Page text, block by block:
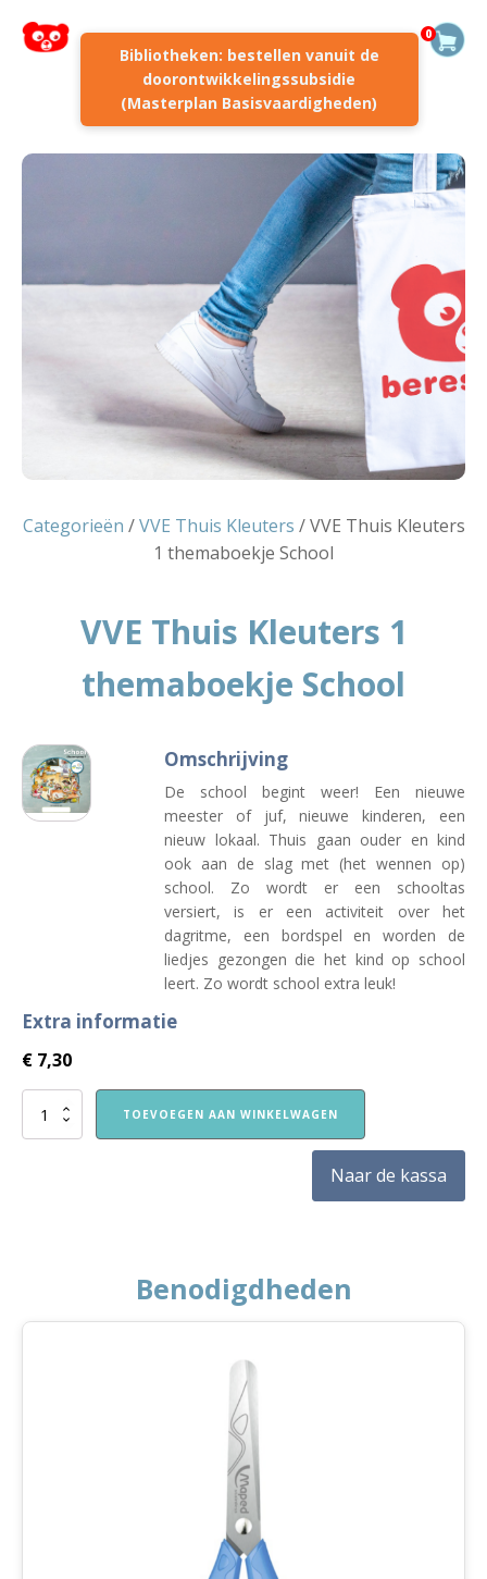
Bibliotheken: bestellen vanuit de
doorontwikkelingssubsidie
(Masterplan Basisvaardigheden)
0
Categorieën /VVE Thuis Kleuters / VVE Thuis Kleuters
1 themaboekje School
VVE Thuis Kleuters 1
themaboekje School
Omschrijving
De school begint weer! Een nieuwe
meester of juf, nieuwe kinderen, een
nieuw lokaal. Thuis gaan ouder en kind
ook aan de slag met (het wennen op)
school. Zo wordt er een schooltas
versiert, is er een activiteit over het
dagritme, een bordspel en worden de
liedjes gezongen die het kind op school
leert. Zo wordt school extra leuk!
Extra informatie
€ 7,30
VVE
TOEVOEGEN AAN WINKELWAGEN
Naar de kassa
Benodigdheden